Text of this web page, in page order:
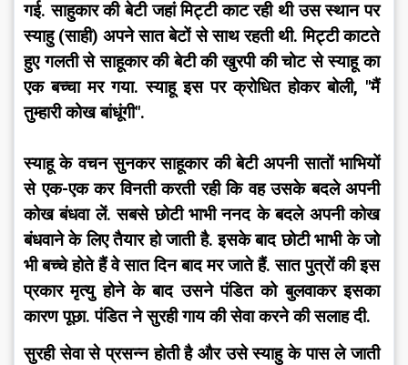
गई. साहुकार की बेटी जहां मिट्टी काट रही थी उस स्थान पर
स्याहु (साही) अपने सात बेटों से साथ रहती थी. मिट्टी काटते
हुए गलती से साहूकार की बेटी की खुरपी की चोट से स्याहू का
एक बच्चा मर गया. स्याहू इस पर क्रोधित होकर बोली, "मैं
तुम्हारी कोख बांधूंगी".
स्याहू के वचन सुनकर साहूकार की बेटी अपनी सातों भाभियों
से एक-एक कर विनती करती रही कि वह उसके बदले अपनी
कोख बंधवा लें. सबसे छोटी भाभी ननद के बदले अपनी कोख
बंधवाने के लिए तैयार हो जाती है. इसके बाद छोटी भाभी के जो
भी बच्चे होते हैं वे सात दिन बाद मर जाते हैं. सात पुत्रों की इस
प्रकार मृत्यु होने के बाद उसने पंडित को बुलवाकर इसका
कारण पूछा. पंडित ने सुरही गाय की सेवा करने की सलाह दी.
सुरही सेवा से प्रसन्न होती है और उसे स्याहु के पास ले जाती